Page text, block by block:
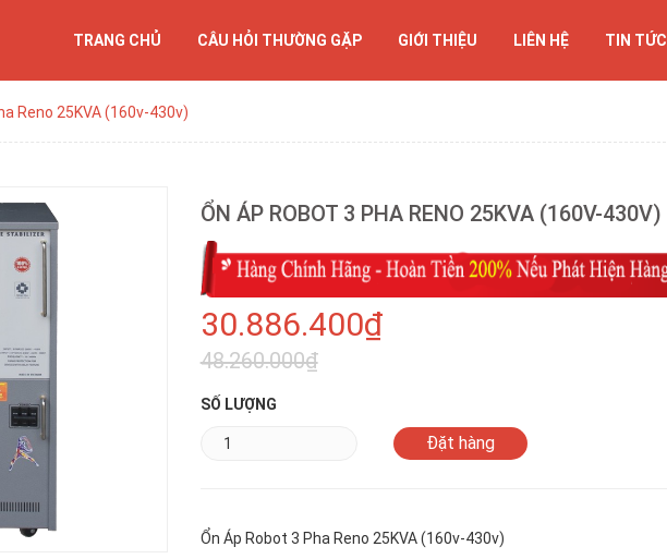
TRANG CHỦ CÂU HỎI THƯỜNG GẶP GIỚI THIỆU LIÊN HỆ TIN TỨC
Reno 25KVA (160v-430v)
ỔN ÁP ROBOT 3 PHA RENO 25KVA (160V-430V)
30.886.400₫
48.260.000₫
SỐ LƯỢNG
Ổn Áp Robot 3 Pha Reno 25KVA (160v-430v)